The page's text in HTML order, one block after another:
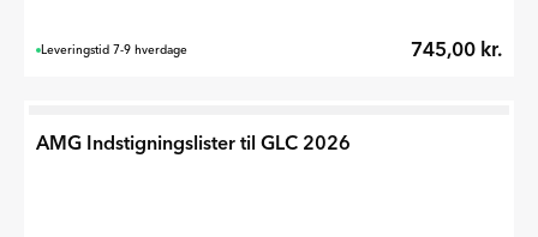
Leveringstid 7-9 hverdage 745,00 kr.
AMG Indstigningslister til GLC 2026